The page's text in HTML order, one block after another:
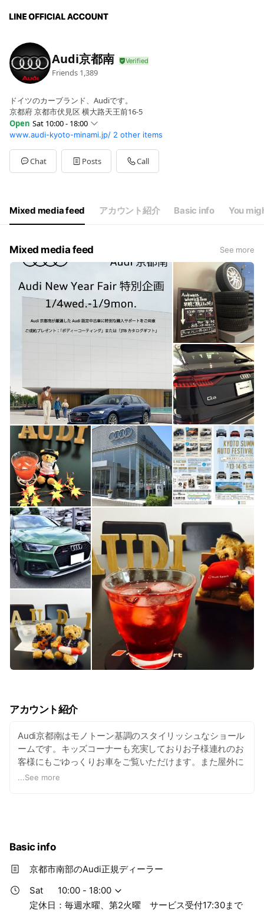
Audi京都南
Friends 1,389
ドイツのカーブランド、Audiです。
京都府 京都市伏見区 横大路天王前16-5
Open Sat 10:00 - 18:00
Sun10:00 - 18:00
Mon10:00 - 18:00
Tue10:00 - 18:00
WedClosed
Sat
10:00 - 18:00
定休日：毎週水曜、第2火曜 サービス受付17:30まで
www.audi-kyoto-minami.jp/ 2 other items
Chat Posts Call
Mixed media feed アカウント紹介 Basic info You
Mixed media feed See more
アカウント紹介
Audi京都南はモノトーン基調のスタイリッシュなショール
ームです。キッズコーナーも充実しておりお子様連れのお
客様にもごゆっくりお車をご覧いただけます。また屋外に
は正規ディーラーならではのAAA認定中古車も常時展示し
...See more
Basic info
京都市南部のAudi正規ディーラー
Sat
10:00 - 18:00
定休日：毎週水曜、第2火曜 サービス受付17:30まで